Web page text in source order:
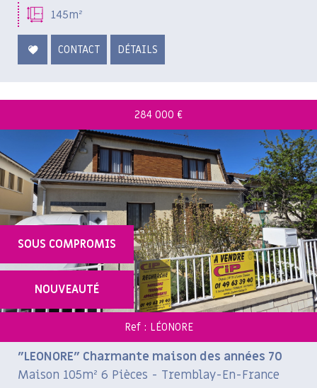
145m²
CONTACT DÉTAILS
SOUS COMPROMIS
NOUVEAUTÉ
284 000 €
Ref : LÉONORE
"LEONORE" Charmante maison des années 70
Maison 105m² 6 Pièces - Tremblay-En-France